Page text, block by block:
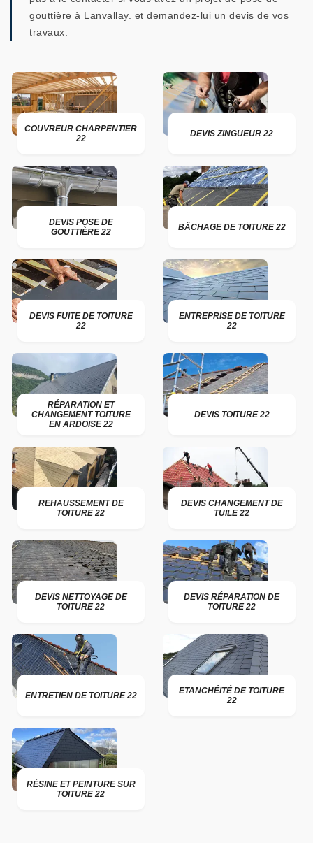
gouttière à Lanvallay. et demandez-lui un devis de vos
travaux.
COUVREUR CHARPENTIER
22
DEVIS ZINGUEUR 22
DEVIS POSE DE
GOUTTIÈRE 22
BÂCHAGE DE TOITURE 22
DEVIS FUITE DE TOITURE
22
ENTREPRISE DE TOITURE
22
RÉPARATION ET
CHANGEMENT TOITURE
EN ARDOISE 22
DEVIS TOITURE 22
REHAUSSEMENT DE
TOITURE 22
DEVIS CHANGEMENT DE
TUILE 22
DEVIS NETTOYAGE DE
TOITURE 22
DEVIS RÉPARATION DE
TOITURE 22
ENTRETIEN DE TOITURE 22
ETANCHÉITÉ DE TOITURE
22
RÉSINE ET PEINTURE SUR
TOITURE 22